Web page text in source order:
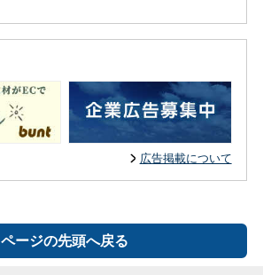
広告掲載について
ページの先頭へ戻る